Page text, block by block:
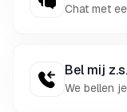
Chat met
Bel mij
We bellen